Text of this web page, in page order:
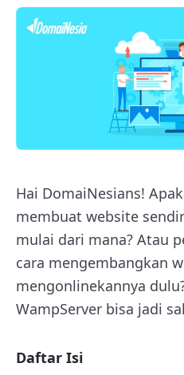
Hai DomaiNesians!
membuat website
mulai dari mana? Atau
cara mengembangkan
mengonlinekannya
WampServer bisa jadi
Daftar Isi